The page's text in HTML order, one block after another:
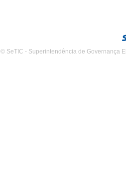
© SeTIC - Superintendência de Governança